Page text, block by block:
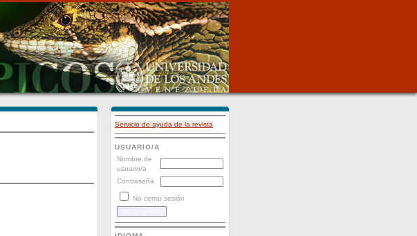
Servicio de ayuda de la revista
USUARIO/A
Nombre de
usuario/a
Contraseña
No cerrar sesión